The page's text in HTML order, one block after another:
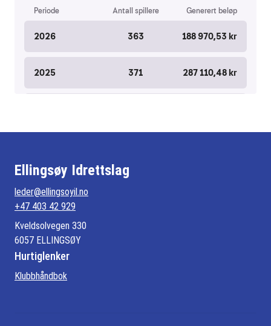
Ellingsøy Idrettslag
leder@ellingsoyil.no
+47 403 42 929
Kveldsolvegen 330
6057 ELLINGSØY
Hurtiglenker
Klubbhåndbok